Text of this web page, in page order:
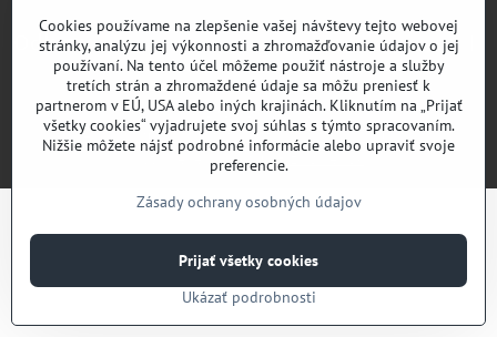
Odkazy
©2026Copyright
Predvoľby súkromiaZásady ochrany osobných údajov
Vytvorené pomocou:BiznisWeb.sk
Cookies používame na zlepšenie vašej návštevy tejto webovej
stránky, analýzu jej výkonnosti a zhromažďovanie údajov o jej
používaní. Na tento účel môžeme použiť nástroje a služby
tretích strán a zhromaždené údaje sa môžu preniesť k
partnerom v EÚ, USA alebo iných krajinách. Kliknutím na „Prijať
všetky cookies“ vyjadrujete svoj súhlas s týmto spracovaním.
Nižšie môžete nájsť podrobné informácie alebo upraviť svoje
preferencie.
Zásady ochrany osobných údajov
Ukázať podrobnosti
Prijať všetky cookies